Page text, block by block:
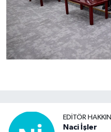
EDITÖR
Naci İşler